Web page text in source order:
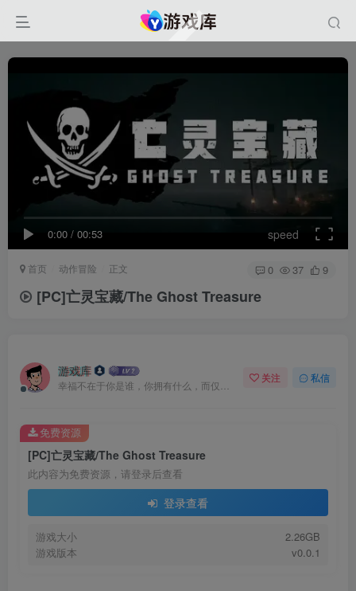
0:00 / 00:53 speed
首页 动作冒险 正文 0 37 9
[PC]亡灵宝藏/The Ghost Treasure
游戏库 关注 私信
[PC]亡灵宝藏/The Ghost Treasure
此内容为免费资源，请登录后查看
登录查看
游戏大小
2.26GB
游戏版本
v0.0.1
免费资源